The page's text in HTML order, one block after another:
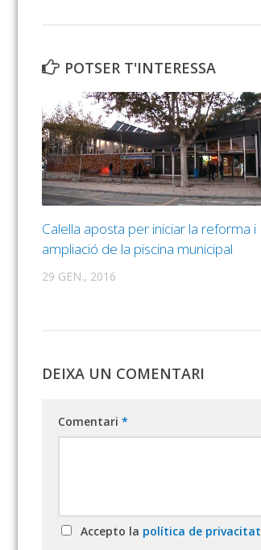
POTSER T'INTERESSA
Calella aposta per iniciar la reforma i
ampliació de la piscina municipal
29 GEN., 2016
DEIXA UN COMENTARI
Comentari *
Accepto la política de privacitat